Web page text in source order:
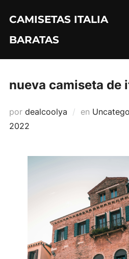
contenido
CAMISETAS ITALIA
BARATAS
nueva camiseta de
por dealcoolya en
2022